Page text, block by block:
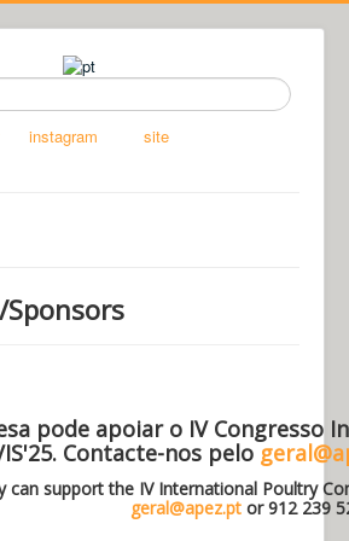
instagram site
pode apoiar o IV Congresso
Contacte-nos pelo
can support the IV International Poultry
geral@apez.ptor 912 239